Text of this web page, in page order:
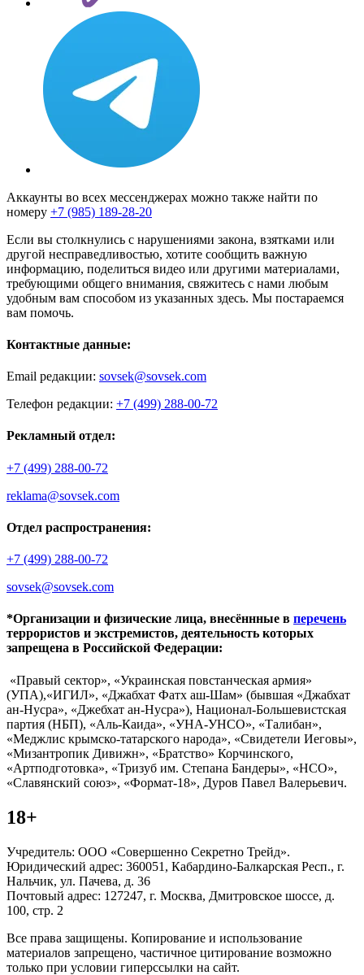
Аккаунты во всех мессенджерах можно также найти по
номеру +7 (985) 189-28-20
Если вы столкнулись с нарушениями закона, взятками или
другой несправедливостью, хотите сообщить важную
информацию, поделиться видео или другими материалами,
требующими общего внимания, свяжитесь с нами любым
удобным вам способом из указанных здесь. Мы постараемся
вам помочь.
Контактные данные:
Email редакции: sovsek@sovsek.com
Телефон редакции: +7 (499) 288-00-72
Рекламный отдел:
+7 (499) 288-00-72
reklama@sovsek.com
Отдел распространения:
+7 (499) 288-00-72
sovsek@sovsek.com
*Организации и физические лица, внесённные в перечень
террористов и экстремистов, деятельность которых
запрещена в Российской Федерации:
«Правый сектор», «Украинская повстанческая армия»
(УПА),«ИГИЛ», «Джабхат Фатх аш-Шам» (бывшая «Джабхат
ан-Нусра», «Джебхат ан-Нусра»), Национал-Большевистская
партия (НБП), «Аль-Каида», «УНА-УНСО», «Талибан»,
«Меджлис крымско-татарского народа», «Свидетели Иеговы»,
«Мизантропик Дивижн», «Братство» Корчинского,
«Артподготовка», «Тризуб им. Степана Бандеры», «НСО»,
«Славянский союз», «Формат-18», Дуров Павел Валерьевич.
18+
Учредитель: ООО «Совершенно Секретно Трейд».
Юридический адрес: 360051, Кабардино-Балкарская Респ., г.
Нальчик, ул. Пачева, д. 36
Почтовый адрес: 127247, г. Москва, Дмитровское шоссе, д.
100, стр. 2
Все права защищены. Копирование и использование
материалов запрещено, частичное цитирование возможно
только при условии гиперссылки на сайт.